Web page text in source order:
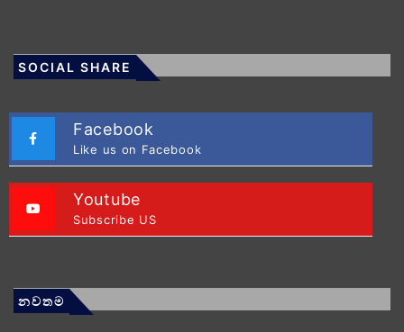
SOCIAL SHARE
Facebook
Like us on Facebook
Youtube
Subscribe US
නවතම